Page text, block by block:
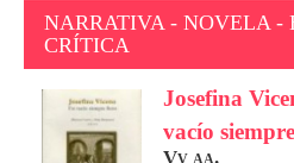
NARRATIVA - NOVELA -
CRÍTICA
Josefina
vacío
Vv aa.